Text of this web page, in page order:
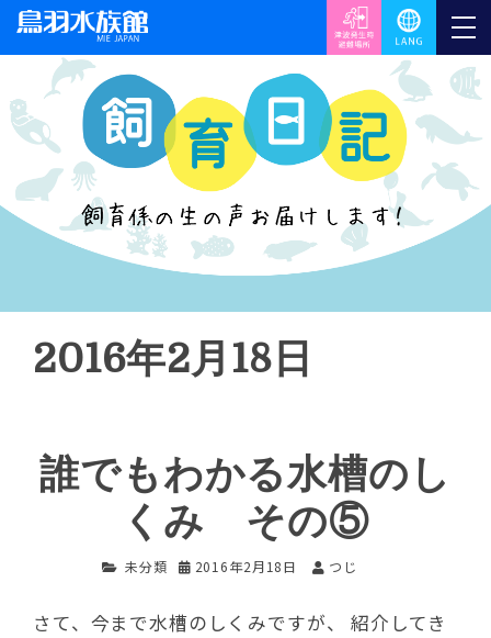
2016年2月18日
誰でもわかる水槽のし
くみ その⑤
未分類 2016年2月18日 つじ
さて、今まで水槽のしくみですが、 紹介してき